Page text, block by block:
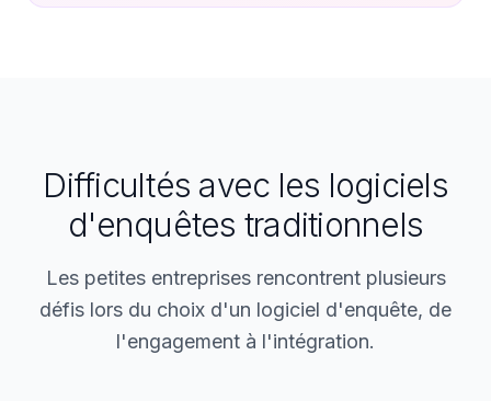
Difficultés avec les logiciels
d'enquêtes traditionnels
Les petites entreprises rencontrent plusieurs
défis lors du choix d'un logiciel d'enquête, de
l'engagement à l'intégration.